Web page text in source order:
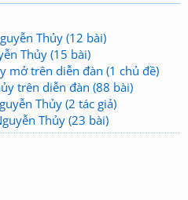
Thủy (12 bài)
Thủy (15 bài)
mở trên diễn đàn (1 chủ đề)
trên diễn đàn (88 bài)
Thủy (2 tác giả)
Thủy (23 bài)